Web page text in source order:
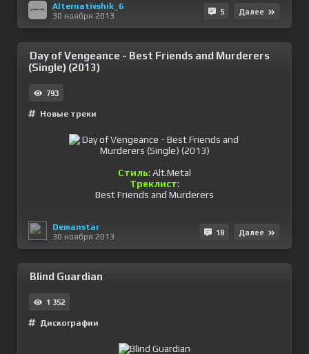
Alternativshik_6
30 ноября 2013
5 Далее
Day of Vengeance - Best Friends and Murderers
(Single) (2013)
793
Новые треки
Стиль: Alt.Metal
Треклист:
Best Friends and Murderers
Demanstar
30 ноября 2013
18 Далее
Blind Guardian
1 352
Дискографии